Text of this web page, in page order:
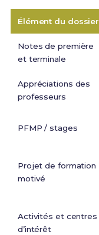
Élément du dossier
Notes de première
et terminale
Appréciations des
professeurs
PFMP / stages
Projet de formation
motivé
Activités et centres
d’intérêt